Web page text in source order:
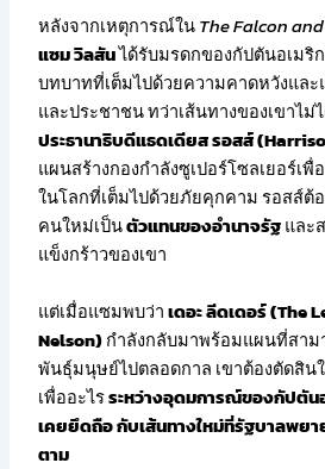
หลังจากเหตุการณ์ในThe Falcon
แซม วิลสันได้รับมรดกของกัปตันอเมริ
บทบาทที่เต็มไปด้วยความคาดหวังแล
และประชาชน ทว่าเส้นทางของเขาไม่
ประธานาธิบดีแธดเดียส รอสส์
แผนสร้างกองกำลังซูเปอร์โซลเยอร์เพื่
ในโลกที่เต็มไปด้วยภัยคุกคาม รอสส์ต้
คนใหม่เป็นตัวแทนของอำนาจรัฐและ
แข็งกร้าวของเขา
แต่เมื่อแซมพบว่าเดอะ ลีดเดอร์ (The
Nelson)กำลังกลับมาพร้อมแผนที่สาม
พันธุ์มนุษย์ไปตลอดกาล เขาต้องตัดสิน
เพื่ออะไรระหว่างอุดมการณ์ของกัปตัน
เคยยึดถือ กับเส้นทางใหม่ที่รัฐบาลพยา
ตาม